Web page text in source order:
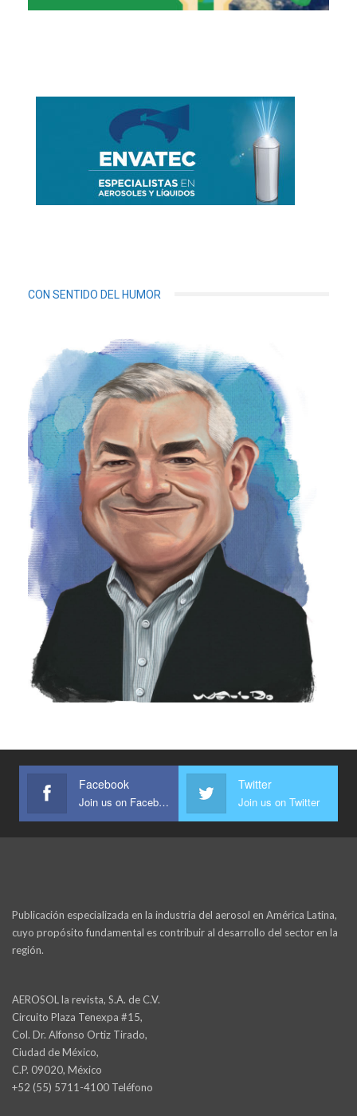
CON SENTIDO DEL HUMOR
Facebook
Join us on Facebook
Twitter
Join us on Twitter
Publicación especializada en la industria del aerosol en América Latina,
cuyo propósito fundamental es contribuir al desarrollo del sector en la
región.
AEROSOL la revista, S.A. de C.V.
Circuito Plaza Tenexpa #15,
Col. Dr. Alfonso Ortiz Tirado,
Ciudad de México,
C.P. 09020, México
+52 (55) 5711-4100 Teléfono